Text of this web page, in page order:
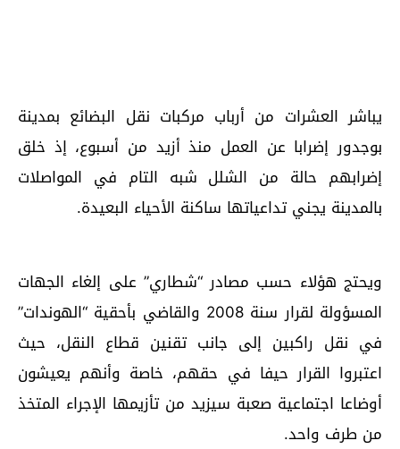
يباشر العشرات من أرباب مركبات نقل البضائع بمدينة
بوجدور إضرابا عن العمل منذ أزيد من أسبوع، إذ خلق
إضرابهم حالة من الشلل شبه التام في المواصلات
بالمدينة يجني تداعياتها ساكنة الأحياء البعيدة.
ويحتج هؤلاء حسب مصادر “شطاري” على إلغاء الجهات
المسؤولة لقرار سنة 2008 والقاضي بأحقية “الهوندات”
في نقل راكبين إلى جانب تقنين قطاع النقل، حيث
اعتبروا القرار حيفا في حقهم، خاصة وأنهم يعيشون
أوضاعا اجتماعية صعبة سيزيد من تأزيمها الإجراء المتخذ
من طرف واحد.